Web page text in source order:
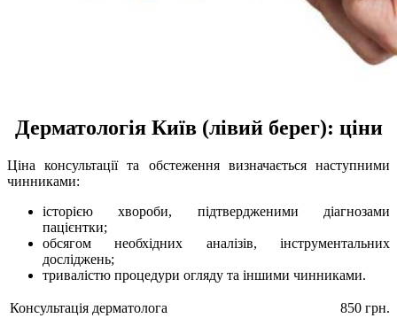
Дерматологія Київ (лівий берег): ціни
Ціна консультації та обстеження визначається наступними
чинниками:
історією хвороби, підтвердженими діагнозами
пацієнтки;
обсягом необхідних аналізів, інструментальних
досліджень;
тривалістю процедури огляду та іншими чинниками.
Консультація дерматолога 850 грн.